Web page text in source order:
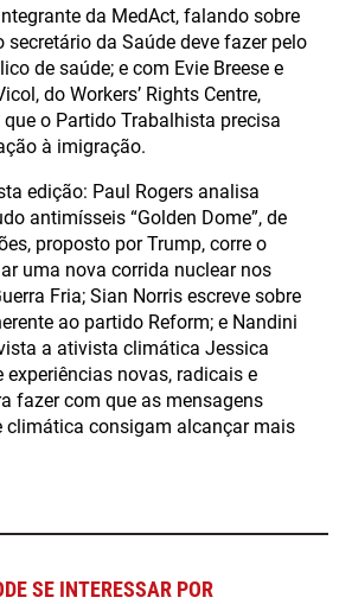
da MedAct, falando sobre
secretário da Saúde deve fazer pelo
de saúde; e com Evie Breese e
do Workers’ Rights Centre,
o Partido Trabalhista precisa
à imigração.
edição: Paul Rogers analisa
antimísseis “Golden Dome”, de
proposto por Trump, corre o
uma nova corrida nuclear nos
Fria; Sian Norris escreve sobre
ao partido Reform; e Nandini
a ativista climática Jessica
experiências novas, radicais e
fazer com que as mensagens
climática consigam alcançar mais
SE INTERESSAR POR